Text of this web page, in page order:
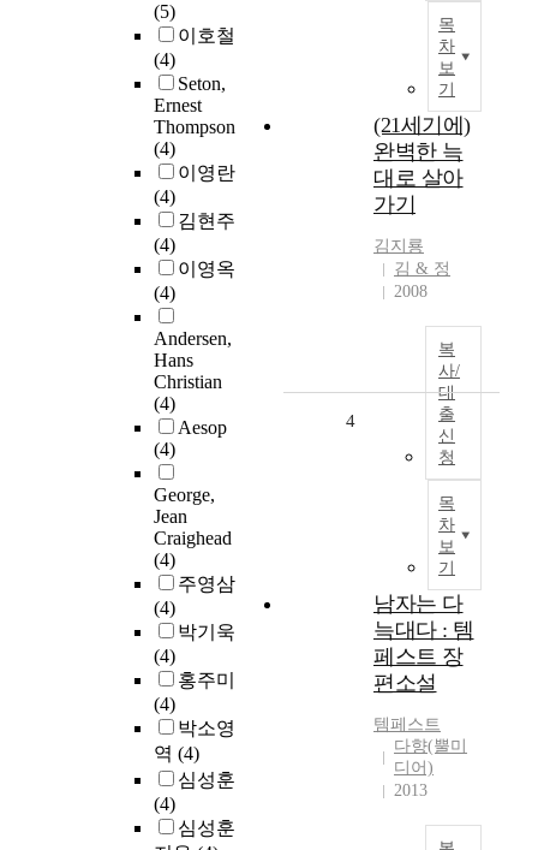
(5)
이호철
(4)
Seton,
Ernest
Thompson
(4)
이영란
(4)
김현주
(4)
이영옥
(4)
Andersen,
Hans
Christian
(4)
Aesop
(4)
George,
Jean
Craighead
(4)
주영삼
(4)
박기욱
(4)
홍주미
(4)
박소영
역 (4)
심성훈
(4)
심성훈
목
차
보
기
(21세기에)
완벽한 늑
대로 살아
가기
김지룡
김 & 정
2008
복
사/
대
출
신
청
목
차
보
기
4
남자는 다
늑대다 : 템
페스트 장
편소설
템페스트
다향(뿔미
디어)
2013